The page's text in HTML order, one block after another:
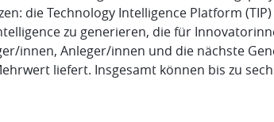
die Technology Intelligence Platform (TIP)
zu generieren, die für
innen, Anleger/innen und die nächste
liefert. Insgesamt können bis zu